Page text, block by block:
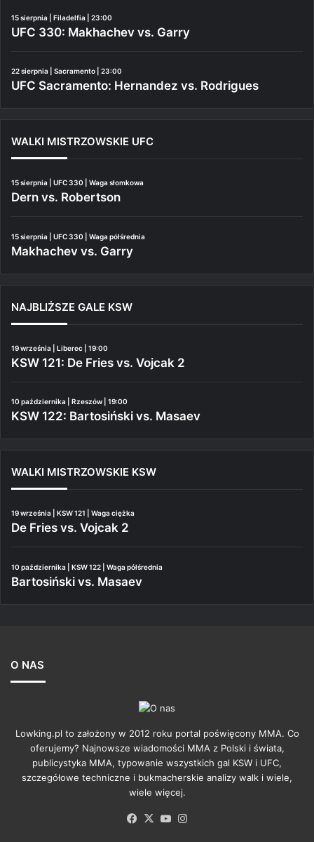
15 sierpnia | Filadelfia | 23:00
UFC 330: Makhachev vs. Garry
22 sierpnia | Sacramento | 23:00
UFC Sacramento: Hernandez vs. Rodrigues
WALKI MISTRZOWSKIE UFC
15 sierpnia | UFC 330 | Waga słomkowa
Dern vs. Robertson
15 sierpnia | UFC 330 | Waga półśrednia
Makhachev vs. Garry
NAJBLIŻSZE GALE KSW
19 września | Liberec | 19:00
KSW 121: De Fries vs. Vojcak 2
10 października | Rzeszów | 19:00
KSW 122: Bartosiński vs. Masaev
WALKI MISTRZOWSKIE KSW
19 września | KSW 121 | Waga ciężka
De Fries vs. Vojcak 2
10 października | KSW 122 | Waga półśrednia
Bartosiński vs. Masaev
O NAS
Lowking.pl to założony w 2012 roku portal poświęcony MMA. Co
oferujemy? Najnowsze wiadomości MMA z Polski i świata,
publicystyka MMA, typowanie wszystkich gal KSW i UFC,
szczegółowe techniczne i bukmacherskie analizy walk i wiele,
wiele więcej.
Facebook
X YouTube